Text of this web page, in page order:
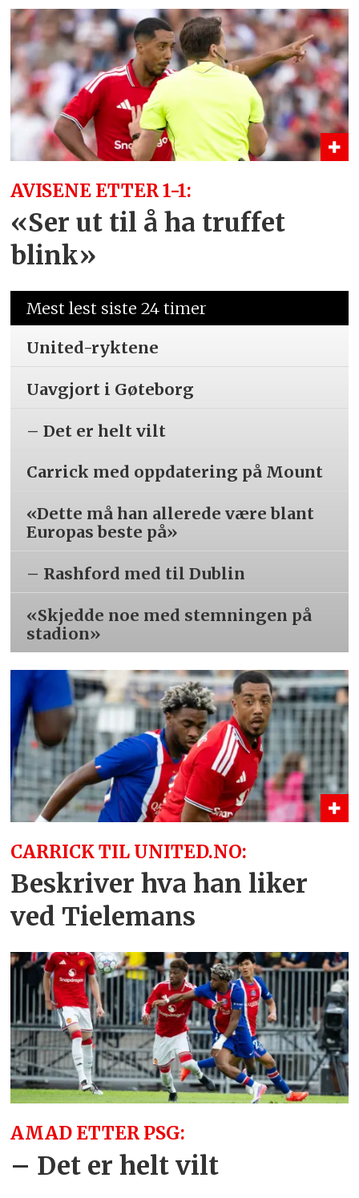
AVISENE ETTER 1-1:
«Ser ut til å ha truffet
blink»
Mest lest siste 24 timer
United-ryktene
Uavgjort i Gøteborg
– Det er helt vilt
Carrick med oppdatering på Mount
«Dette må han allerede være blant
Europas beste på»
– Rashford med til Dublin
«Skjedde noe med stemningen på
stadion»
CARRICK TIL UNITED.NO:
Beskriver hva han liker
ved Tielemans
AMAD ETTER PSG:
– Det er helt vilt